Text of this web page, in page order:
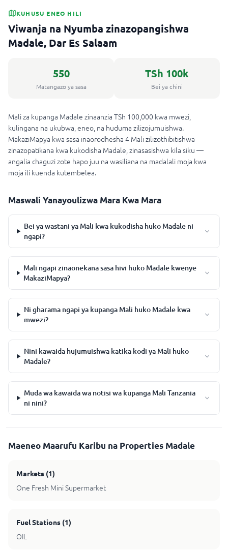
KUHUSU ENEO HILI
Viwanja na Nyumba zinazopangishwa
Madale, Dar Es Salaam
550
Matangazo ya sasa
TSh 100k
Bei ya chini
Mali za kupanga Madale zinaanzia TSh 100,000 kwa mwezi,
kulingana na ukubwa, eneo, na huduma zilizojumuishwa.
MakaziMapya kwa sasa inaorodhesha 4 Mali zilizothibitishwa
zinazopatikana kwa kukodisha Madale, zinasasishwa kila siku —
angalia chaguzi zote hapo juu na wasiliana na madalali moja kwa
moja ili kuenda kutembelea.
Maswali Yanayoulizwa Mara Kwa Mara
Bei ya wastani ya Mali kwa kukodisha huko Madale ni
ngapi?
Mali ngapi zinaonekana sasa hivi huko Madale kwenye
MakaziMapya?
Ni gharama ngapi ya kupanga Mali huko Madale kwa
mwezi?
Nini kawaida hujumuishwa katika kodi ya Mali huko
Madale?
Muda wa kawaida wa notisi wa kupanga Mali Tanzania
ni nini?
Maeneo Maarufu Karibu na Properties Madale
Markets (1)
One Fresh Mini Supermarket
Fuel Stations (1)
OIL